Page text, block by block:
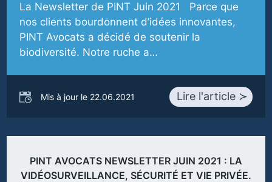
La Newsletter de PINT Juin 2021 Parce que
nos clients bourdonnent d’idées innovantes,
PINT Avocats a décidé de soutenir la
biodiversité. Notre ruche a…
Mis à jour le 22.06.2021 Lire l'article ≻
PINT AVOCATS NEWSLETTER JUIN 2021 : LA
VIDÉOSURVEILLANCE, SÉCURITÉ ET VIE PRIVÉE.